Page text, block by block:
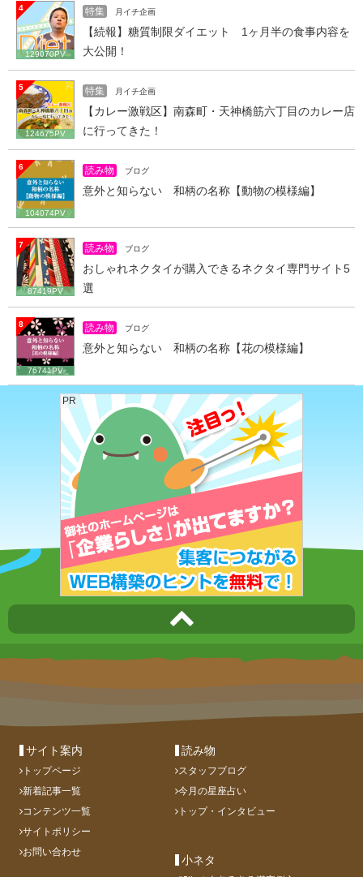
4
129070PV
特集 月イチ企画
【続報】糖質制限ダイエット 1ヶ月半の食事内容を
大公開！
5
124675PV
特集 月イチ企画
【カレー激戦区】南森町・天神橋筋六丁目のカレー店
に行ってきた！
6
104074PV
読み物 ブログ
意外と知らない 和柄の名称【動物の模様編】
7
87419PV
読み物 ブログ
おしゃれネクタイが購入できるネクタイ専門サイト5
選
8
76741PV
読み物 ブログ
意外と知らない 和柄の名称【花の模様編】
PR
サイト案内
トップページ
新着記事一覧
コンテンツ一覧
サイトポリシー
お問い合わせ
読み物
スタッフブログ
今月の星座占い
トップ・インタビュー
小ネタ